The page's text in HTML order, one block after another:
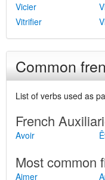
Vicier
Vitrifier
Common
List of verbs used as
French
Avoir
Most common
Aimer